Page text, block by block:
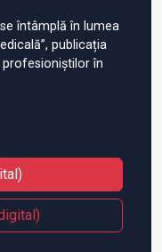
întâmplă în lumea
publicația
în